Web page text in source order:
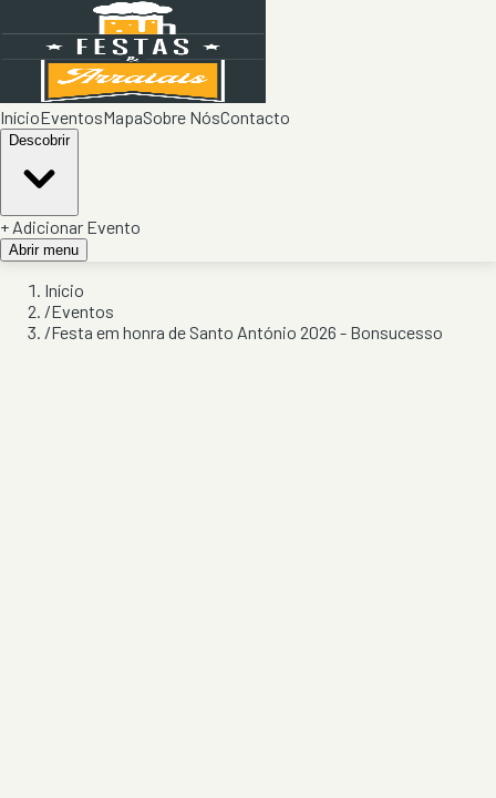
InícioEventosMapaSobre NósContacto
Descobrir
+ Adicionar Evento
Abrir menu
Início
/Eventos
/Festa em honra de Santo António 2026 - Bonsucesso